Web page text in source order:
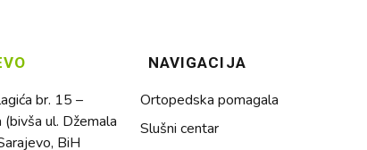
br. 15 –
ul. Džemala
BiH
NAVIGACIJA
Ortopedska pomagala
Slušni centar